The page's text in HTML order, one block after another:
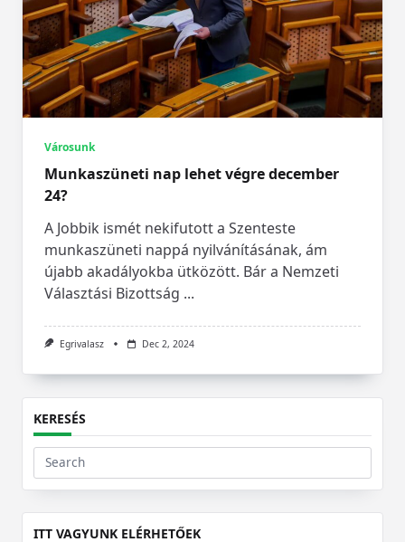
Városunk
Munkaszüneti nap lehet végre december
24?
A Jobbik ismét nekifutott a Szenteste
munkaszüneti nappá nyilvánításának, ám
újabb akadályokba ütközött. Bár a Nemzeti
Választási Bizottság ...
Egrivalasz Dec 2, 2024
KERESÉS
Search
for:
ITT VAGYUNK ELÉRHETŐEK